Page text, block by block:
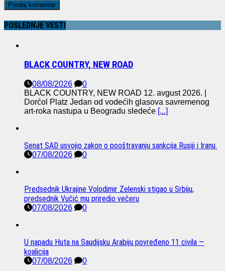
POSLEDNJE VESTI
BLACK COUNTRY, NEW ROAD
08/08/2026
0
BLACK COUNTRY, NEW ROAD 12. avgust 2026. |
Dorćol Platz Jedan od vodećih glasova savremenog
art-roka nastupa u Beogradu sledeće [...]
Senat SAD usvojio zakon o pooštravanju sankcija Rusiji i Iranu.
07/08/2026 0
Predsednik Ukrajine Volodimir Zelenski stigao u Srbiju,
predsednik Vučić mu priredio večeru
07/08/2026 0
U napadu Huta na Saudijsku Arabiju povređeno 11 civila —
koalicija
07/08/2026 0